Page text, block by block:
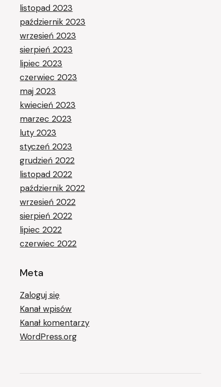
listopad 2023
październik 2023
wrzesień 2023
sierpień 2023
lipiec 2023
czerwiec 2023
maj 2023
kwiecień 2023
marzec 2023
luty 2023
styczeń 2023
grudzień 2022
listopad 2022
październik 2022
wrzesień 2022
sierpień 2022
lipiec 2022
czerwiec 2022
Meta
Zaloguj się
Kanał wpisów
Kanał komentarzy
WordPress.org